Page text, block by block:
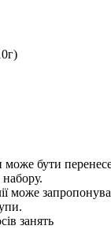
г)
може бути
може
занять